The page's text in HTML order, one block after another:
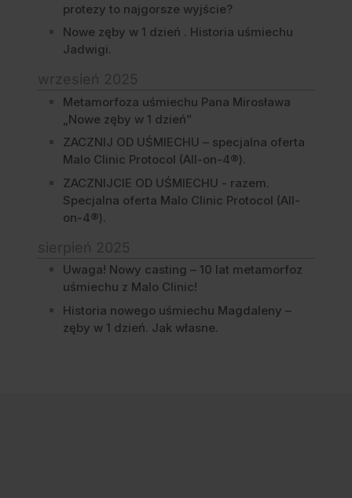
protezy to najgorsze wyjście?
Nowe zęby w 1 dzień . Historia uśmiechu
Jadwigi.
Metamorfoza uśmiechu Pana Mirosława
„Nowe zęby w 1 dzień”
ZACZNIJ OD UŚMIECHU – specjalna oferta
Malo Clinic Protocol (All-on-4®).
ZACZNIJCIE OD UŚMIECHU - razem.
Specjalna oferta Malo Clinic Protocol (All-
on-4®).
Uwaga! Nowy casting – 10 lat metamorfoz
uśmiechu z Malo Clinic!
Historia nowego uśmiechu Magdaleny –
zęby w 1 dzień. Jak własne.